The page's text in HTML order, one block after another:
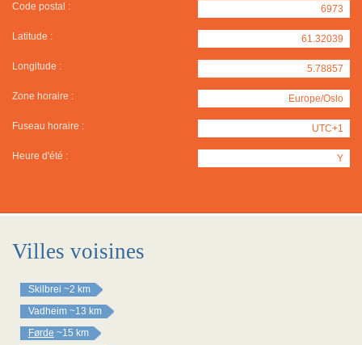
Code postal : 6973
Latitude : 61.32039
Longitude : 5.78857
Zone horaire : Europe/Oslo
Fuseau horaire : UTC+1
Heure d'été : Y
Villes voisines
Skilbrei ~2 km
Vadheim ~13 km
Førde ~15 km